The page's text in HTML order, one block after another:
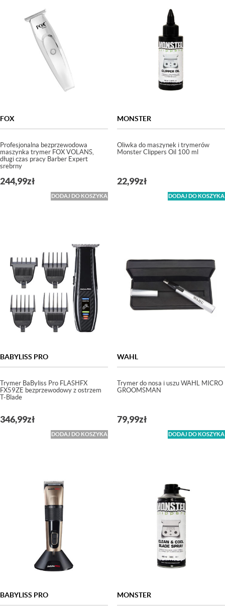
FOX
Profesjonalna bezprzewodowa
maszynka trymer FOX VOLANS,
długi czas pracy Barber Expert
srebrny
244,99zł
DODAJ DO KOSZYKA
MONSTER
Oliwka do maszynek i trymerów
Monster Clippers Oil 100 ml
22,99zł
DODAJ DO KOSZYKA
BABYLISS PRO
Trymer BaByliss Pro FLASHFX
FX59ZE bezprzewodowy z ostrzem
T-Blade
346,99zł
DODAJ DO KOSZYKA
WAHL
Trymer do nosa i uszu WAHL MICRO
GROOMSMAN
79,99zł
DODAJ DO KOSZYKA
BABYLISS PRO MONSTER